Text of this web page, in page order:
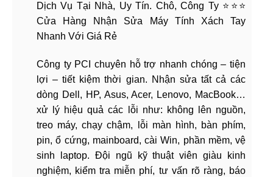
Dịch Vụ Tại Nhà, Uy Tín. Chô, Công Ty ⭐⭐⭐
Cửa Hàng Nhận Sửa Máy Tính Xách Tay
Nhanh Với Giá Rẻ
Công ty PCI chuyên hỗ trợ nhanh chóng – tiện
lợi – tiết kiệm thời gian. Nhận sửa tất cả các
dòng Dell, HP, Asus, Acer, Lenovo, MacBook…
xử lý hiệu quả các lỗi như: không lên nguồn,
treo máy, chạy chậm, lỗi màn hình, bàn phím,
pin, ổ cứng, mainboard, cài Win, phần mềm, vệ
sinh laptop. Đội ngũ kỹ thuật viên giàu kinh
nghiệm, kiểm tra miễn phí, tư vấn rõ ràng, báo